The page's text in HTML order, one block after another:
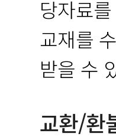
당자료
교재를
받을 수
교환/환